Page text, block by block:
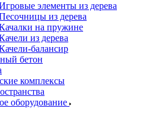
элементы из дерева
из дерева
на пружине
из дерева
балансир
бетон
комплексы
оборудование